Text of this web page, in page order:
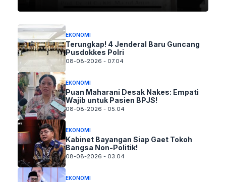
EKONOMI
Terungkap! 4 Jenderal Baru Guncang
Pusdokkes Polri
08-08-2026 - 07.04
EKONOMI
Puan Maharani Desak Nakes: Empati
Wajib untuk Pasien BPJS!
08-08-2026 - 05.04
EKONOMI
Kabinet Bayangan Siap Gaet Tokoh
Bangsa Non-Politik!
08-08-2026 - 03.04
EKONOMI